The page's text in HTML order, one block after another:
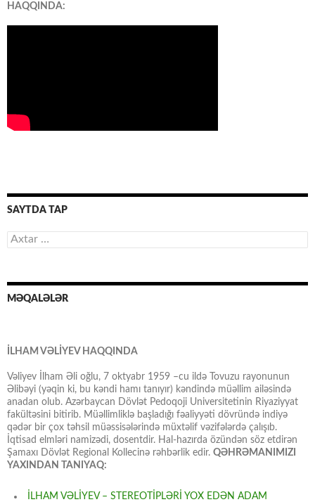
HAQQINDA:
SAYTDA TAP
Axtarış:
MƏQALƏLƏR
İLHAM VƏLİYEV HAQQINDA
Vəliyev İlham Əli oğlu, 7 oktyabr 1959 –cu ildə Tovuzu rayonunun
Əlibəyi (yəqin ki, bu kəndi hamı tanıyır) kəndində müəllim ailəsində
anadan olub. Azərbaycan Dövlət Pedoqoji Universitetinin Riyaziyyat
fakültəsini bitirib. Müəllimliklə başladığı fəaliyyəti dövründə indiyə
qədər bir çox təhsil müəssisələrində müxtəlif vəzifələrdə çalışıb.
İqtisad elmləri namizədi, dosentdir. Hal-hazırda özündən söz etdirən
Şamaxı Dövlət Regional Kollecinə rəhbərlik edir. QƏHRƏMANIMIZI
YAXINDAN TANIYAQ:
İLHAM VƏLİYEV – STEREOTİPLƏRİ YOX EDƏN ADAM